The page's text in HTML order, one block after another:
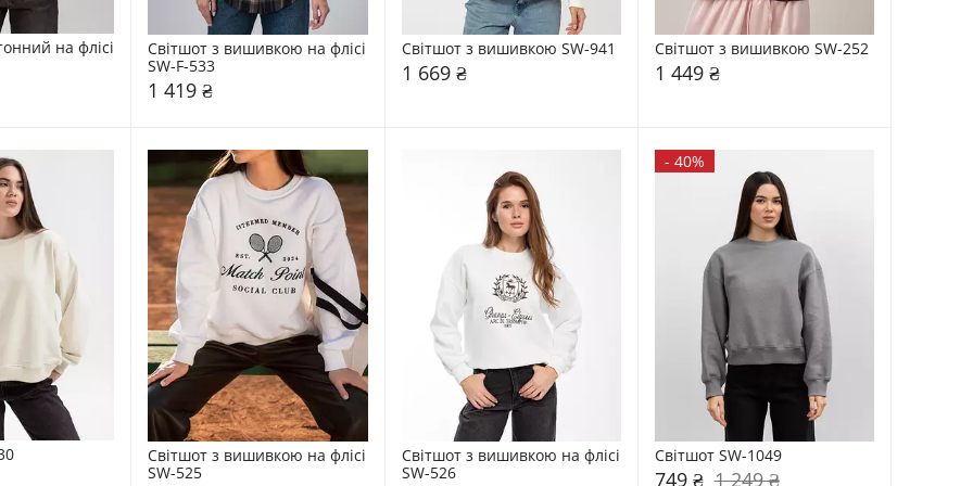
на флісі
Світшот з вишивкою на флісі
SW-F-533
1 419 ₴
Світшот з вишивкою SW-941
1 669 ₴
Світшот з вишивкою SW-252
1 449 ₴
Світшот з вишивкою на флісі
SW-525
Світшот з вишивкою на флісі
SW-526
- 40%
Світшот SW-1049
749 ₴ 1 249 ₴